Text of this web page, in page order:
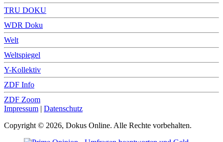
TRU DOKU
WDR Doku
Welt
Weltspiegel
Y-Kollektiv
ZDF Info
ZDF Zoom
Impressum | Datenschutz
Copyright © 2026, Dokus Online. Alle Rechte vorbehalten.